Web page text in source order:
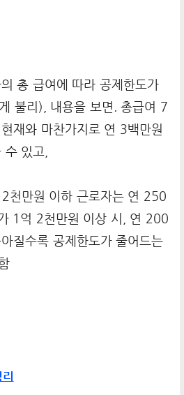
총 급여에 따라 공제한도가
불리), 내용을 보면. 총급여 7
재와 마찬가지로 연 3백만원
있고,
천만원 이하 근로자는 연 250
1억 2천만원 이상 시, 연 200
질수록 공제한도가 줄어드는